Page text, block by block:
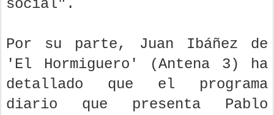
social".
Por su parte, Juan Ibáñez de
'El Hormiguero' (Antena 3) ha
detallado que el programa
diario que presenta Pablo